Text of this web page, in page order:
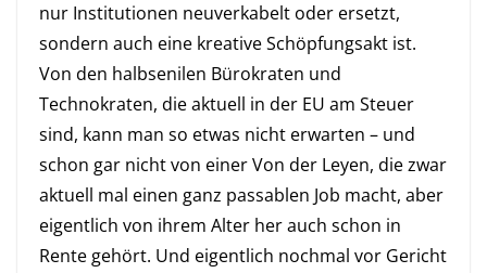
nur Institutionen neuverkabelt oder ersetzt,
sondern auch eine kreative Schöpfungsakt ist.
Von den halbsenilen Bürokraten und
Technokraten, die aktuell in der EU am Steuer
sind, kann man so etwas nicht erwarten – und
schon gar nicht von einer Von der Leyen, die zwar
aktuell mal einen ganz passablen Job macht, aber
eigentlich von ihrem Alter her auch schon in
Rente gehört. Und eigentlich nochmal vor Gericht